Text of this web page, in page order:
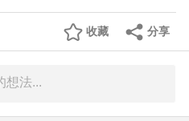
分享
收藏